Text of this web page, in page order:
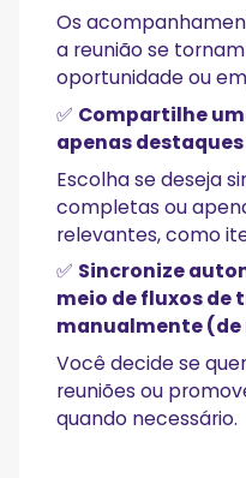
Os
a reunião se
oportunidade ou
✅ Compartilhe
apenas
Escolha se deseja
completas ou
relevantes, como
✅ Sincronize
meio de fluxos de
manualmente
Você decide se
reuniões ou
quando necessário.